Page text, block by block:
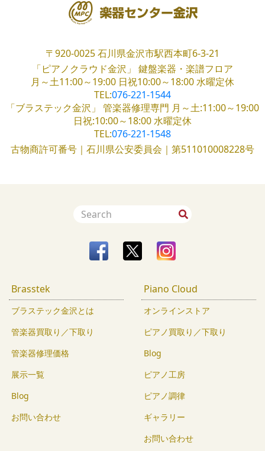
〒920-0025石川県金沢市駅西本町6-3-21
「ピアノクラウド金沢」 鍵盤楽器・楽譜フロア
月～土11:00～19:00 日祝10:00～18:00水曜定休
TEL:076-221-1544
「ブラステック金沢」 管楽器修理専門 月～土:11:00～19:00
日祝:10:00～18:00水曜定休
TEL:076-221-1548
古物商許可番号｜石川県公安委員会｜第511010008228号
Brasstek
ブラステック金沢とは
管楽器買取り／下取り
管楽器修理価格
展示一覧
Blog
お問い合わせ
Piano Cloud
オンラインストア
ピアノ買取り／下取り
Blog
ピアノ工房
ピアノ調律
ギャラリー
お問い合わせ